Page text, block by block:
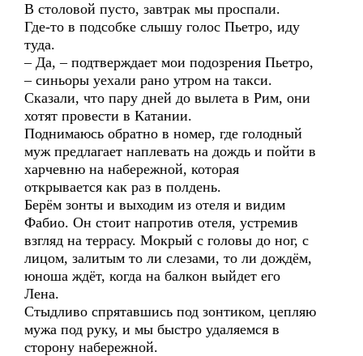
В столовой пусто, завтрак мы проспали.
Где-то в подсобке слышу голос Пьетро, иду
туда.
– Да, – подтверждает мои подозрения Пьетро,
– синьоры уехали рано утром на такси.
Сказали, что пару дней до вылета в Рим, они
хотят провести в Катании.
Поднимаюсь обратно в номер, где голодный
муж предлагает наплевать на дождь и пойти в
харчевню на набережной, которая
открывается как раз в полдень.
Берём зонты и выходим из отеля и видим
Фабио. Он стоит напротив отеля, устремив
взгляд на террасу. Мокрый с головы до ног, с
лицом, залитым то ли слезами, то ли дождём,
юноша ждёт, когда на балкон выйдет его
Лена.
Стыдливо спрятавшись под зонтиком, цепляю
мужа под руку, и мы быстро удаляемся в
сторону набережной.